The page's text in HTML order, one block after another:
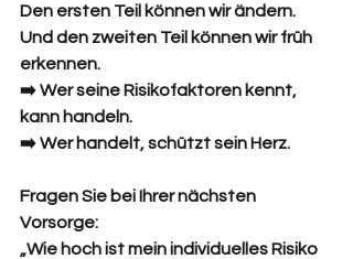
Den ersten Teil können wir ändern.
Und den zweiten Teil können wir früh
erkennen.
➡️ Wer seine Risikofaktoren kennt,
kann handeln.
➡️ Wer handelt, schützt sein Herz.
Fragen Sie bei Ihrer nächsten
Vorsorge:
„Wie hoch ist mein individuelles Risiko